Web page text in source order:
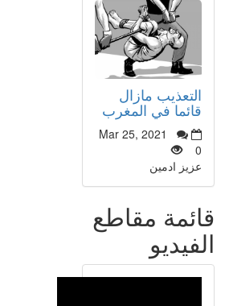
التعذيب مازال
قائما في المغرب
Mar 25, 2021
0
عزيز ادمين
قائمة مقاطع
الفيديو